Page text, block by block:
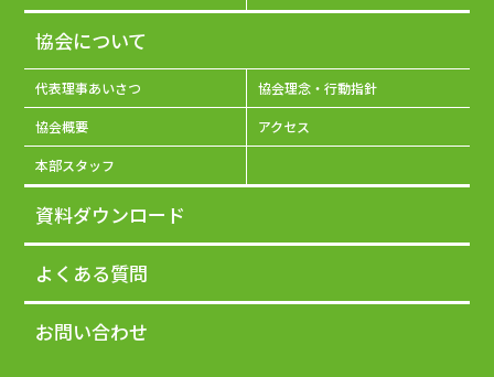
協会について
代表理事あいさつ 協会理念・行動指針
協会概要 アクセス
本部スタッフ
資料ダウンロード
よくある質問
お問い合わせ